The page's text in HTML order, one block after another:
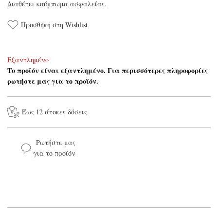
Διαθέτει κούμπωμα ασφαλείας.
Προσθήκη στη Wishlist
Εξαντλημένο
Το προϊόν είναι εξαντλημένο. Για περισσότερες πληροφορίες
ρωτήστε μας για το προϊόν.
Έως 12 άτοκες δόσεις
Ρωτήστε μας
για το προϊόν